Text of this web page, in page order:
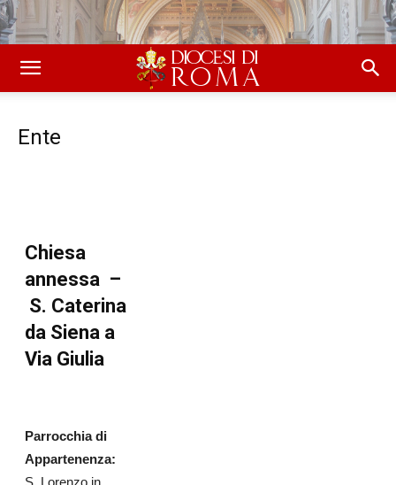
Ente
Chiesa
annessa –
S. Caterina
da Siena a
Via Giulia
Parrocchia di
Appartenenza:
S. Lorenzo in